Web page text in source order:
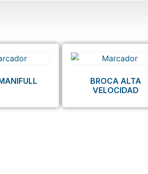
BROCA ALTA
VELOCIDAD